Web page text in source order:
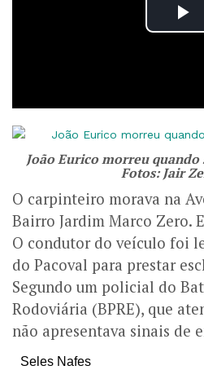
João Eurico morreu
Fotos: Jair
O carpinteiro morava na
Bairro Jardim Marco Zero.
O condutor do veículo foi
do Pacoval para prestar
Segundo um policial do
Rodoviária (BPRE), que
não apresentava sinais de
Seles Nafes